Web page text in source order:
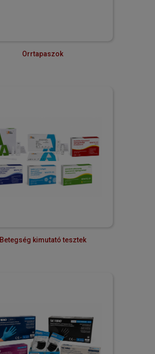
Orrtapaszok
Betegség kimutató tesztek